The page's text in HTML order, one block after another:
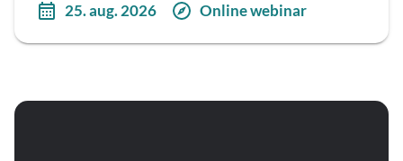
25. aug. 2026 Online webinar